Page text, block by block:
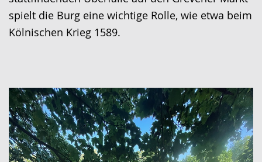
spielt die Burg eine wichtige Rolle, wie etwa beim
Kölnischen Krieg 1589.